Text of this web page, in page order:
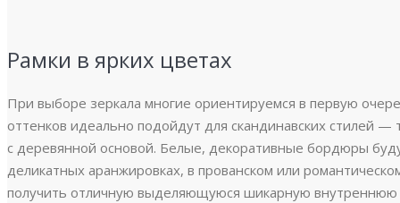
Рамки в ярких цветах
При выборе зеркала многие ориентируемся в первую
оттенков идеально подойдут для скандинавских стилей
с деревянной основой. Белые, декоративные бордюры
деликатных аранжировках, в прованском или
получить отличную выделяющуюся шикарную